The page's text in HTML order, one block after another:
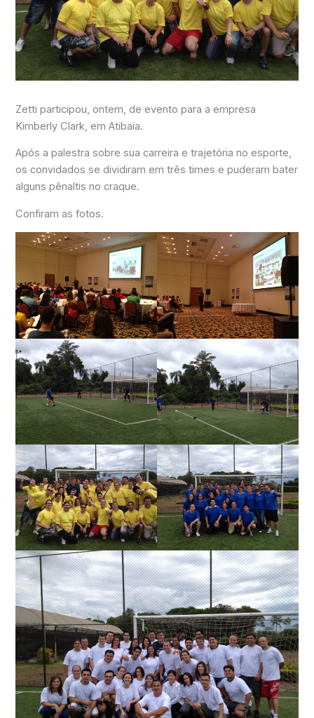
Zetti participou, ontem, de evento para a empresa
Kimberly Clark, em Atibaia.
Após a palestra sobre sua carreira e trajetória no esporte,
os convidados se dividiram em três times e puderam bater
alguns pênaltis no craque.
Confiram as fotos.